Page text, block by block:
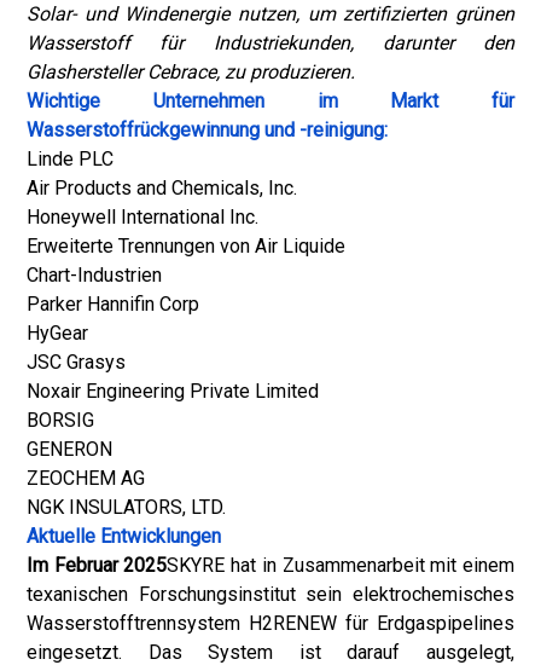
Solar- und Windenergie nutzen, um zertifizierten grünen
Wasserstoff für Industriekunden, darunter den
Glashersteller Cebrace, zu produzieren.
Wichtige Unternehmen im Markt für
Wasserstoffrückgewinnung und -reinigung:
Linde PLC
Air Products and Chemicals, Inc.
Honeywell International Inc.
Erweiterte Trennungen von Air Liquide
Chart-Industrien
Parker Hannifin Corp
HyGear
JSC Grasys
Noxair Engineering Private Limited
BORSIG
GENERON
ZEOCHEM AG
NGK INSULATORS, LTD.
Aktuelle Entwicklungen
Im Februar 2025SKYRE hat in Zusammenarbeit mit einem
texanischen Forschungsinstitut sein elektrochemisches
Wasserstofftrennsystem H2RENEW für Erdgaspipelines
eingesetzt. Das System ist darauf ausgelegt,